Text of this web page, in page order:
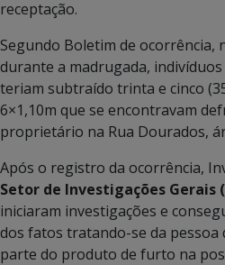
receptação.
Segundo Boletim de ocorrência,
durante a madrugada,
teriam subtraído trinta e cinco
6×1,10m que se encontravam
proprietário na Rua Dourados,
Após o registro da ocorrência,
Setor de Investigações Gerais
iniciaram investigações e
dos fatos tratando-se da pessoa
parte do produto de furto na